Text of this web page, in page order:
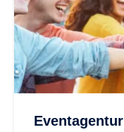
Eventagentur